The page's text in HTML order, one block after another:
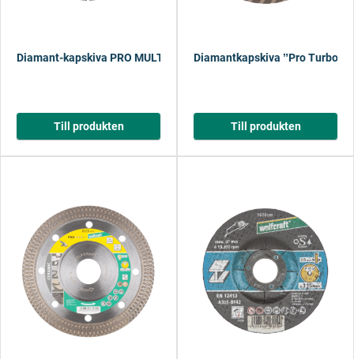
Diamant-kapskiva PRO MULTI
Till produkten
Diamantkapskiva ˮPro Turboˮ
Till produkten